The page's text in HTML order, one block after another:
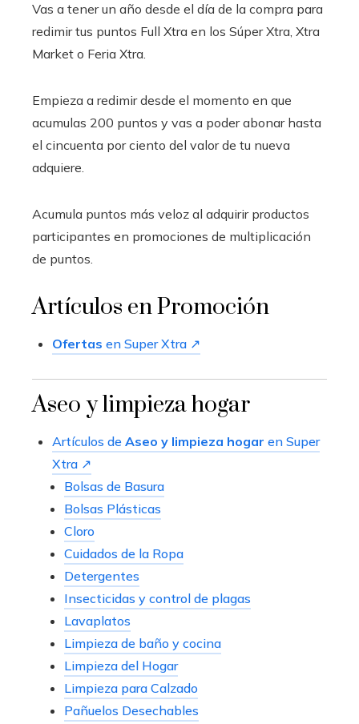
Vas a tener un año desde el día de la compra para
redimir tus puntos Full Xtra en los Súper Xtra, Xtra
Market o Feria Xtra.
Empieza a redimir desde el momento en que
acumulas 200 puntos y vas a poder abonar hasta
el cincuenta por ciento del valor de tu nueva
adquiere.
Acumula puntos más veloz al adquirir productos
participantes en promociones de multiplicación
de puntos.
Artículos en Promoción
Ofertas en Super Xtra ↗
Aseo y limpieza hogar
Artículos de Aseo y limpieza hogar en Super
Xtra ↗
Bolsas de Basura
Bolsas Plásticas
Cloro
Cuidados de la Ropa
Detergentes
Insecticidas y control de plagas
Lavaplatos
Limpieza de baño y cocina
Limpieza del Hogar
Limpieza para Calzado
Pañuelos Desechables